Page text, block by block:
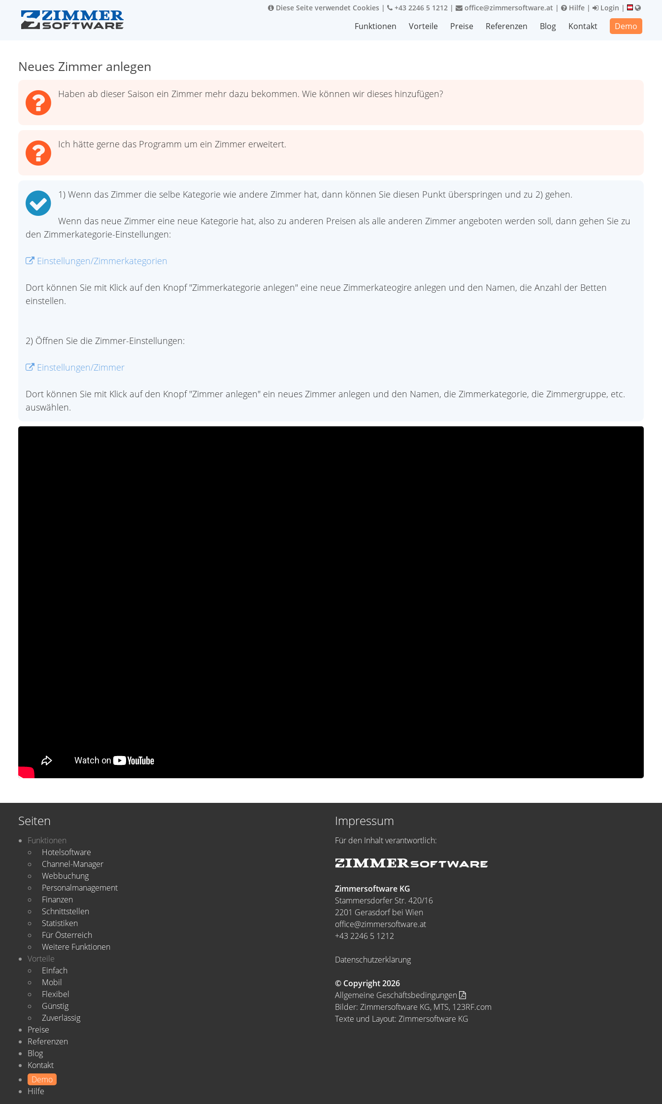
Diese Seite verwendet Cookies | +43 2246 5 1212 | office@zimmersoftware.at | Hilfe | Login |
Funktionen Vorteile Preise Referenzen Blog Kontakt Demo
Neues Zimmer anlegen
Haben ab dieser Saison ein Zimmer mehr dazu bekommen. Wie können wir dieses hinzufügen?
Ich hätte gerne das Programm um ein Zimmer erweitert.
1) Wenn das Zimmer die selbe Kategorie wie andere Zimmer hat, dann können Sie diesen Punkt überspringen und zu 2) gehen.
Wenn das neue Zimmer eine neue Kategorie hat, also zu anderen Preisen als alle anderen Zimmer angeboten werden soll, dann gehen Sie zu
den Zimmerkategorie-Einstellungen:
Einstellungen/Zimmerkategorien
Dort können Sie mit Klick auf den Knopf "Zimmerkategorie anlegen" eine neue Zimmerkateogire anlegen und den Namen, die Anzahl der Betten
einstellen.
2) Öffnen Sie die Zimmer-Einstellungen:
Einstellungen/Zimmer
Dort können Sie mit Klick auf den Knopf "Zimmer anlegen" ein neues Zimmer anlegen und den Namen, die Zimmerkategorie, die Zimmergruppe, etc.
auswählen.
Seiten
Funktionen
Hotelsoftware
Channel-Manager
Webbuchung
Personalmanagement
Finanzen
Schnittstellen
Statistiken
Für Österreich
Weitere Funktionen
Vorteile
Einfach
Mobil
Flexibel
Günstig
Zuverlässig
Preise
Referenzen
Blog
Kontakt
Demo
Hilfe
Impressum
Für den Inhalt verantwortlich:
Zimmersoftware KG
Stammersdorfer Str. 420/16
2201 Gerasdorf bei Wien
office@zimmersoftware.at
+43 2246 5 1212
Datenschutzerklärung
© Copyright 2026
Allgemeine Geschäftsbedingungen
Bilder: Zimmersoftware KG, MTS, 123RF.com
Texte und Layout: Zimmersoftware KG